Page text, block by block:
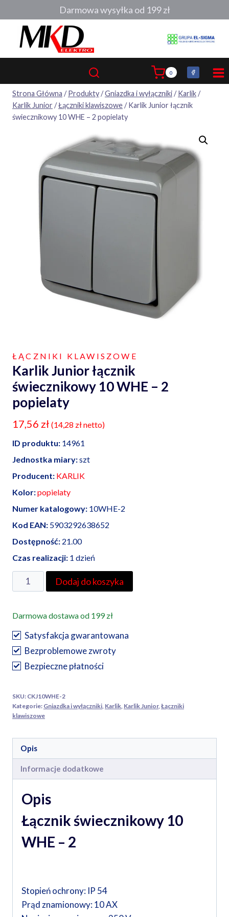
do
0
Strona Główna / Produkty/Gniazdka i wyłączniki/ Karlik/
Karlik Junior /Łączniki klawiszowe/ Karlik Junior łącznik
świecznikowy 10 WHE – 2 popielaty
ŁĄCZNIKI KLAWISZOWE
Karlik Junior łącznik
świecznikowy 10 WHE – 2
popielaty
17,56 zł (14,28 złnetto)
ID produktu: 14961
Jednostka miary:szt
Producent: KARLIK
Kolor:popielaty
Numer katalogowy: 10WHE-2
Kod EAN: 5903292638652
Dostępność: 21.00
Czas realizacji: 1 dzień
ilość
Karlik
łącznik
świecznikowy
10
WHE
–
popielaty
Dodaj do koszyka
Darmowa dostawa od 199 zł
Satysfakcja gwarantowana
Bezproblemowe zwroty
Bezpieczne płatności
SKU: CKJ10WHE-2
Kategorie: Gniazdka i wyłączniki Karlik Karlik Junior, Łączniki
klawiszowe
Opis
Informacje dodatkowe
Opis
Łącznik świecznikowy 10
WHE – 2
Stopień ochrony: IP 54
Prąd znamionowy: 10 AX
Darmowa wysyłka od 199 zł